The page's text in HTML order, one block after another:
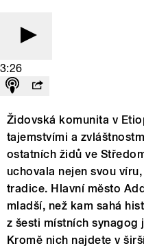
3:26
Židovská komunita v
tajemstvími a
ostatních židů ve
uchovala nejen svou
tradice. Hlavní město
mladší, než kam sahá
z šesti místních synagog
Kromě nich najdete v